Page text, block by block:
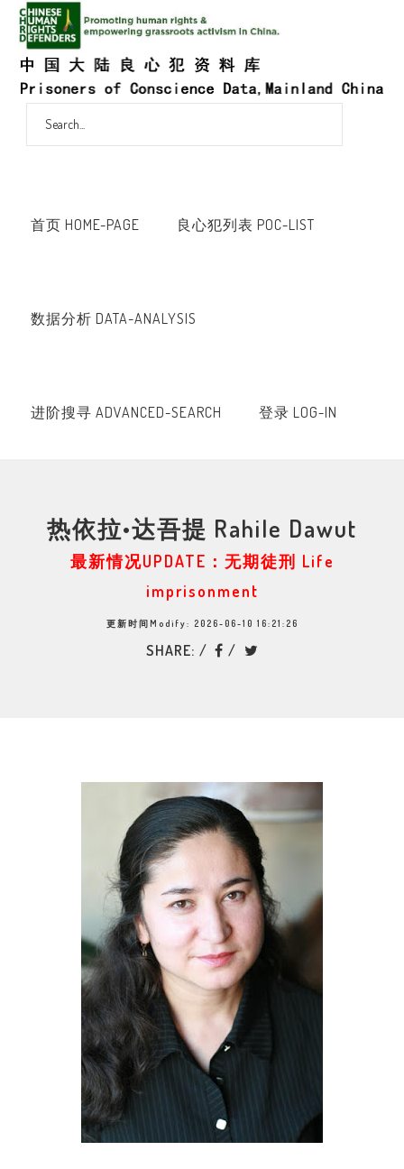
首页 HOME-PAGE 良心犯列表 POC-LIST
数据分析 DATA-ANALYSIS
进阶搜寻 ADVANCED-SEARCH 登录 LOG-IN
热依拉•达吾提 Rahile Dawut
最新情况UPDATE：无期徒刑 Life
imprisonment
更新时间Modify: 2026-06-10 16:21:26
SHARE: